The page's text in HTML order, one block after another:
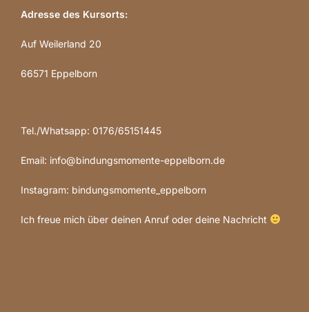
Adresse des Kursorts:
Auf Weilerland 20
66571 Eppelborn
Tel./Whatsapp: 0176/65151445
Email: info@bindungsmomente-eppelborn.de
Instagram: bindungsmomente_eppelborn
Ich freue mich über deinen Anruf oder deine Nachricht